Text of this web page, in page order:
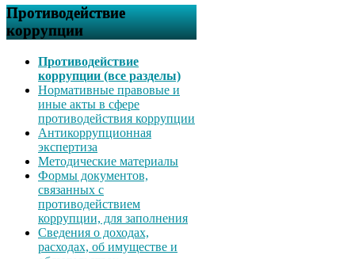
Противодействие
коррупции
Противодействие
коррупции (все разделы)
Нормативные правовые и
иные акты в сфере
противодействия коррупции
Антикоррупционная
экспертиза
Методические материалы
Формы документов,
связанных с
противодействием
коррупции, для заполнения
Сведения о доходах,
расходах, об имуществе и